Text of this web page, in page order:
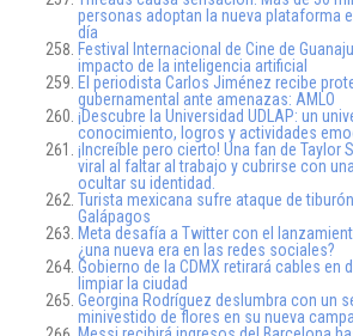
personas adoptan la nueva plataforma
día
Festival Internacional de Cine de
impacto de la inteligencia artificial
El periodista Carlos Jiménez recibe
gubernamental ante amenazas: AMLO
¡Descubre la Universidad UDLAP: un
conocimiento, logros y actividades
¡Increíble pero cierto! Una fan de Taylor
viral al faltar al trabajo y cubrirse con
ocultar su identidad.
Turista mexicana sufre ataque de
Galápagos
Meta desafía a Twitter con el
¿una nueva era en las redes sociales?
Gobierno de la CDMX retirará cables en
limpiar la ciudad
Georgina Rodríguez deslumbra con un
minivestido de flores en su nueva